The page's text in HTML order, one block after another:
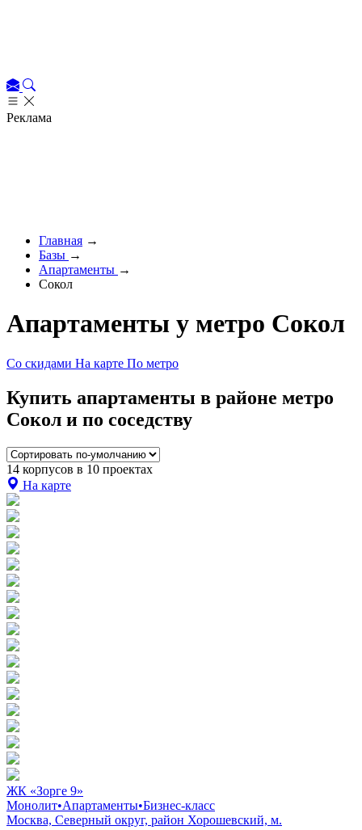
Реклама
Главная →
Базы →
Апартаменты →
Сокол
Апартаменты у метро Сокол
Со скидами На карте По метро
Купить апартаменты в районе метро
Сокол и по соседству
14 корпусов в 10 проектах
На карте
ЖК «Зорге 9»
Монолит•Апартаменты•Бизнес-класс
Москва, Северный округ, район Хорошевский, м.